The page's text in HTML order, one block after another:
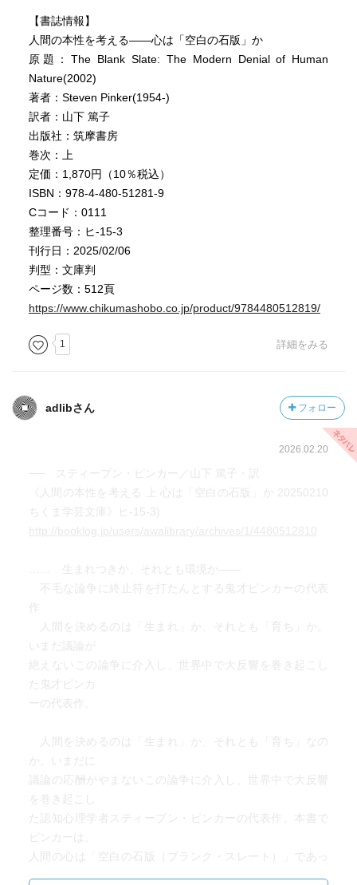
【書誌情報】
人間の本性を考える――心は「空白の石版」か
原題：The Blank Slate: The Modern Denial of Human
Nature(2002)
著者：Steven Pinker(1954-)
訳者：山下 篤子
出版社：筑摩書房
巻次：上
定価：1,870円（10％税込）
ISBN：978-4-480-51281-9
Cコード：0111
整理番号：ヒ-15-3
刊行日：2025/02/06
判型：文庫判
ページ数：512頁
https://www.chikumashobo.co.jp/product/9784480512819/
1 詳細をみる
adlibさん フォロー
2026.02.20
── スティーブン・ピンカー／山下 篤子・訳
《人間の本性を考える 上 心は「空白の石版」か 20250210
ちくま学芸文庫》ヒ-15-3)
…… 生まれつきか、それとも環境か――
不毛な論争に終止符を打たんとする鬼才ピンカーの代表
作
人間を決めるのは「生まれ」か、それとも「育ち」か。
いまだ議論が
絶えないこの論争に介入し、世界中で大反響を巻き起こし
た鬼才ピンカ
ーの代表作。
人間を決めるのは「生まれ」か、それとも「育ち」なの
か。いまだに
議論の応酬がやまないこの論争に介入し、世界中で大反響
を巻き起こし
た認知心理学者スティーブン・ピンカーの代表作。本書で
ピンカーは、
人間の心は「空白の石版（ブランク・スレート）」であっ